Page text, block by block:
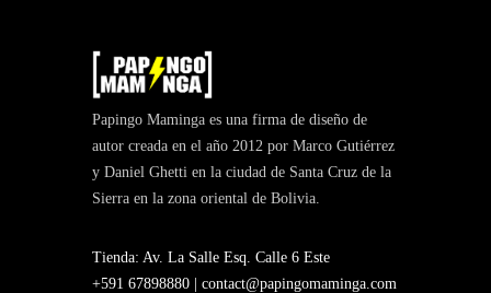
Papingo Maminga es una firma de diseño de
autor creada en el año 2012 por Marco Gutiérrez
y Daniel Ghetti en la ciudad de Santa Cruz de la
Sierra en la zona oriental de Bolivia.
Tienda: Av. La Salle Esq. Calle 6 Este
+591 67898880 | contact@papingomaminga.com